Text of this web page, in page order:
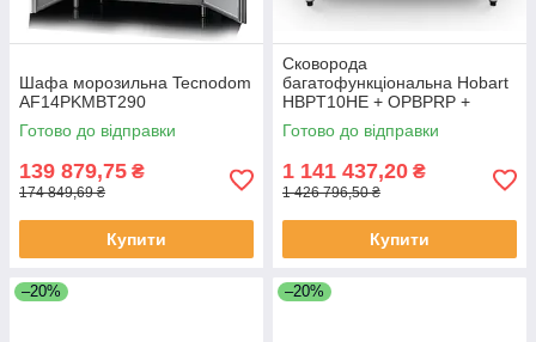
Шафа морозильна Tecnodom
AF14PKMBT290
Готово до відправки
139 879,75 ₴
174 849,69 ₴
Купити
Сковорода
багатофункціональна Hobart
HBPT10HE + OPBPRP +
ACSC
Готово до відправки
1 141 437,20 ₴
1 426 796,50 ₴
Купити
–20% –20%